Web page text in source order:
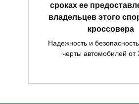
сроках ее
владельцев этого
кроссовера
Надежность и
черты автомобилей от